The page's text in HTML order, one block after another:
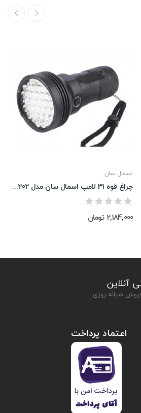
اسمال سان
چراغ قوه 31 لامپ اسمال سان مدل ZY-W5202
2,184,000 تومان
آنلاین
شبانه روزی
اعتماد پرداخت